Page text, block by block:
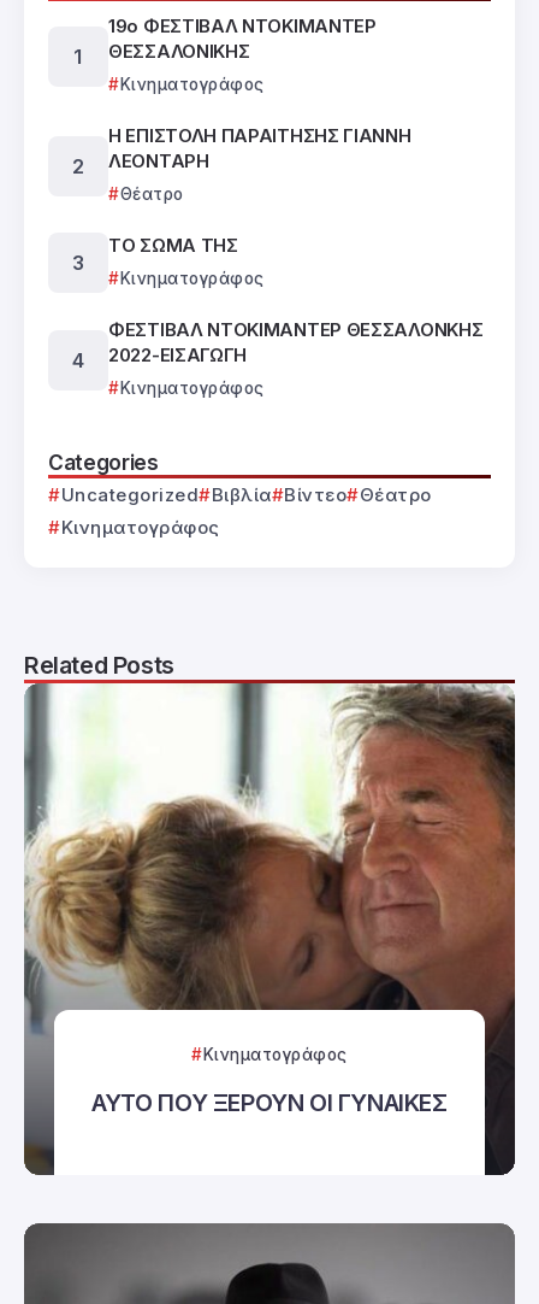
19ο ΦΕΣΤΙΒΑΛ ΝΤΟΚΙΜΑΝΤΕΡ
ΘΕΣΣΑΛΟΝΙΚΗΣ
Κινηματογράφος
Η ΕΠΙΣΤΟΛΗ ΠΑΡΑΙΤΗΣΗΣ ΓΙΑΝΝΗ
ΛΕΟΝΤΑΡΗ
Θέατρο
ΤΟ ΣΩΜΑ ΤΗΣ
Κινηματογράφος
ΦΕΣΤΙΒΑΛ ΝΤΟΚΙΜΑΝΤΕΡ ΘΕΣΣΑΛΟΝΚΗΣ
2022-ΕΙΣΑΓΩΓΗ
Κινηματογράφος
Categories
Uncategorized Βιβλία Βίντεο
Θέατρο
Κινηματογράφος
Related Posts
Κινηματογράφος
ΑΥΤΟ ΠΟΥ ΞΕΡΟΥΝ ΟΙ ΓΥΝΑΙΚΕΣ